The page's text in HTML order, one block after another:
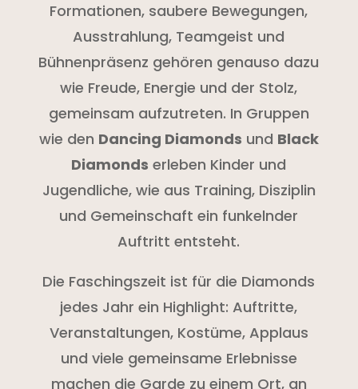
Formationen, saubere Bewegungen,
Ausstrahlung, Teamgeist und
Bühnenpräsenz gehören genauso dazu
wie Freude, Energie und der Stolz,
gemeinsam aufzutreten. In Gruppen
wie den Dancing Diamonds und Black
Diamonds erleben Kinder und
Jugendliche, wie aus Training, Disziplin
und Gemeinschaft ein funkelnder
Auftritt entsteht.
Die Faschingszeit ist für die Diamonds
jedes Jahr ein Highlight: Auftritte,
Veranstaltungen, Kostüme, Applaus
und viele gemeinsame Erlebnisse
machen die Garde zu einem Ort, an